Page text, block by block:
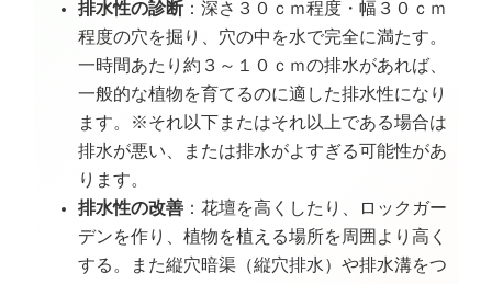
排水性の診断 ：深さ３０ｃｍ程度・幅３０ｃｍ
程度の穴を掘り、穴の中を水で完全に満たす。
一時間あたり約３～１０ｃｍの排水があれば、
一般的な植物を育てるのに適した排水性になり
ます。※それ以下またはそれ以上である場合は
排水が悪い、または排水がよすぎる可能性があ
ります。
排水性の改善 ：花壇を高くしたり、ロックガー
デンを作り、植物を植える場所を周囲より高く
する。また縦穴暗渠（縦穴排水）や排水溝をつ